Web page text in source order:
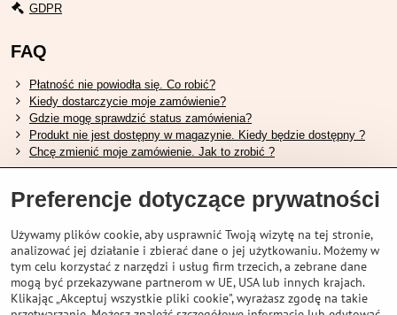
GDPR
FAQ
Płatność nie powiodła się. Co robić?
Kiedy dostarczycie moje zamówienie?
Gdzie mogę sprawdzić status zamówienia?
Produkt nie jest dostępny w magazynie. Kiedy będzie dostępny ?
Chcę zmienić moje zamówienie. Jak to zrobić ?
Przydatne linki
Tabela rozmiarów butów Shimano.
Jak wybrać odpowiedni widelec amortyzowany.
Jak wybrać odpowiedni rozmiar kasku?
Przewodnik po akumulatorach Shimano.
Zrozumienie opon bezdętkowych Schwalbe
Preferencje dotyczące prywatności
Używamy plików cookie, aby usprawnić Twoją wizytę na tej stronie,
analizować jej działanie i zbierać dane o jej użytkowaniu. Możemy w
tym celu korzystać z narzędzi i usług firm trzecich, a zebrane dane
mogą być przekazywane partnerom w UE, USA lub innych krajach.
Klikając „Akceptuj wszystkie pliki cookie", wyrażasz zgodę na takie